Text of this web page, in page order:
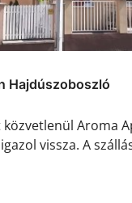
Hajdúszoboszló
Aroma
vissza. A